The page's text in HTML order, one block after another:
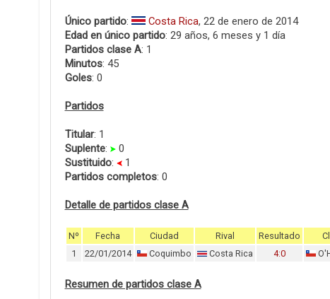
Único partido: Costa Rica, 22 de enero de 2014
Edad en único partido: 29 años, 6 meses y 1 día
Partidos clase A: 1
Minutos: 45
Goles: 0
Partidos
Titular: 1
Suplente:
0
Sustituido:
1
Partidos completos: 0
Detalle de partidos clase A
Nº Fecha Ciudad Rival Resultado
1
22/01/2014 Coquimbo Costa Rica 4:0
Resumen de partidos clase A